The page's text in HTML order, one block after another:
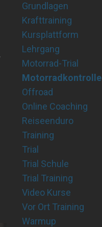
Grundlagen
Krafttraining
Kursplattform
Lehrgang
Motorrad-Trial
Motorradkontrolle
Offroad
Online Coaching
Reiseenduro
Training
Trial
Trial Schule
Trial Training
Video Kurse
Vor Ort Training
Warmup